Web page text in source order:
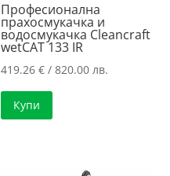
Професионална
прахосмукачка и
водосмукачка Cleancraft
wetCAT 133 IR
419.26€ / 820.00 лв.
Купи